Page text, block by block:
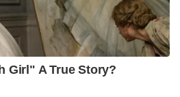
Batla House